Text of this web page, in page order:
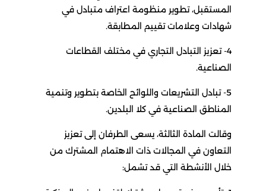
المستقبل، تطوير منظومة اعتراف متبادل في
شهادات وعلامات تقييم المطابقة.
4- تعزيز التبادل التجاري في مختلف القطاعات
الصناعية.
5- تبادل التشريعات واللوائح الخاصة بتطوير وتنمية
المناطق الصناعية في كلا البلدين.
وقالت المادة الثالثة، يسعى الطرفان إلى تعزيز
التعاون في المجالات ذات الاهتمام المشترك من
خلال الأنشطة التي قد تشمل: